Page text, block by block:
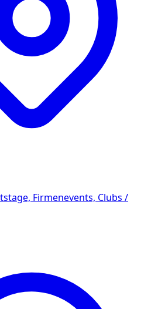
Firmenevents, Clubs /